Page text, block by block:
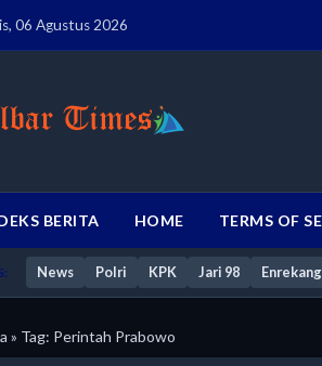
06 Agustus 2026
BERITA HOME TERMS OF
News Polri KPK Jari 98 Enrekang
» Tag: Perintah Prabowo